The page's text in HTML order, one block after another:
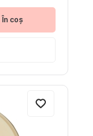
În coș